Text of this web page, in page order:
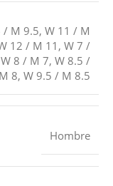
/ M 9.5, W 11 / M
12 / M 11, W 7 /
W 8 / M 7, W 8.5 /
8, W 9.5 / M 8.5
Hombre